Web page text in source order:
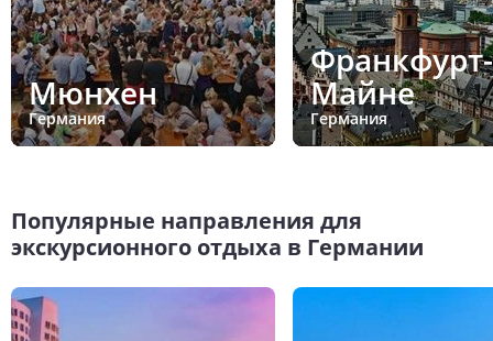
Мюнхен
Германия
Майне
Германия
Популярные направления для
экскурсионного отдыха в Германии